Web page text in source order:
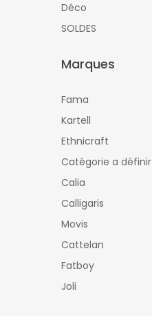
Déco
SOLDES
Marques
Fama
Kartell
Ethnicraft
Catégorie a définir
Calia
Calligaris
Movis
Cattelan
Fatboy
Joli